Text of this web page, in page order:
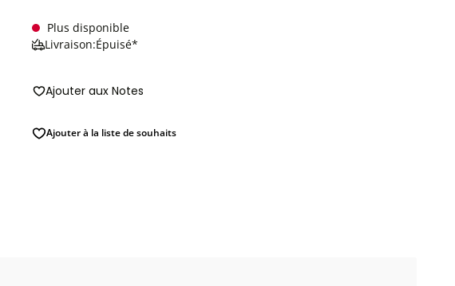
Plus disponible
Livraison:Épuisé*
Ajouter aux Notes
Ajouter à la liste de souhaits